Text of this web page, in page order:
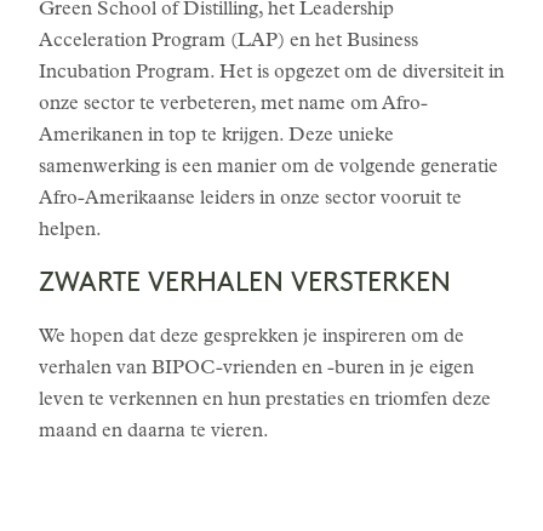
Green School of Distilling, het Leadership
Acceleration Program (LAP) en het Business
Incubation Program. Het is opgezet om de diversiteit in
onze sector te verbeteren, met name om Afro-
Amerikanen in top te krijgen. Deze unieke
samenwerking is een manier om de volgende generatie
Afro-Amerikaanse leiders in onze sector vooruit te
helpen.
ZWARTE VERHALEN VERSTERKEN
We hopen dat deze gesprekken je inspireren om de
verhalen van BIPOC-vrienden en -buren in je eigen
leven te verkennen en hun prestaties en triomfen deze
maand en daarna te vieren.